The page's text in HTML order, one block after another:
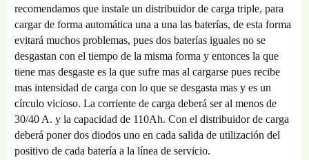
recomendamos que instale un distribuidor de carga triple, para
cargar de forma automática una a una las baterías, de esta forma
evitará muchos problemas, pues dos baterías iguales no se
desgastan con el tiempo de la misma forma y entonces la que
tiene mas desgaste es la que sufre mas al cargarse pues recibe
mas intensidad de carga con lo que se desgasta mas y es un
círculo vicioso. La corriente de carga deberá ser al menos de
30/40 A. y la capacidad de 110Ah. Con el distribuidor de carga
deberá poner dos diodos uno en cada salida de utilización del
positivo de cada batería a la línea de servicio.